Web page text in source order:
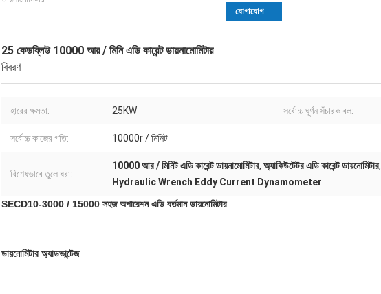
যোগাযোগ
25 কেডব্লিউ 10000 আর / মিনি এডি কারেন্ট ডায়নামোমিটার
বিবরণ
হারের ক্ষমতা: 25KW সর্বোচ্চ ঘূর্ণন সঁচারক বল:
সর্বোচ্চ কাজের গতি: 10000r / মিনিট
বিশেষভাবে তুলে ধরা:
10000 আর / মিনিট এডি কারেন্ট ডায়নামোমিটার, অ্যাকিউটেটর এডি কারেন্ট ডায়নোমিটার,
Hydraulic Wrench Eddy Current Dynamometer
SECD10-3000 / 15000 সহজ অপারেশন এডি বর্তমান ডায়নোমিটার
ডায়নোমিটার অ্যাডভান্টেজ